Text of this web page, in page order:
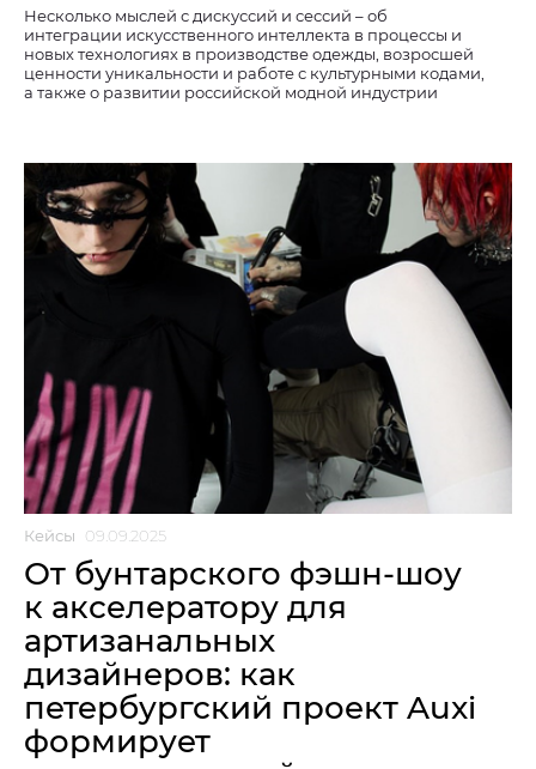
Несколько мыслей с дискуссий и сессий – об
интеграции искусственного интеллекта в процессы и
новых технологиях в производстве одежды, возросшей
ценности уникальности и работе с культурными кодами,
а также о развитии российской модной индустрии
Кейсы 09.09.2025
От бунтарского фэшн-шоу
к акселератору для
артизанальных
дизайнеров: как
петербургский проект Auxi
формирует